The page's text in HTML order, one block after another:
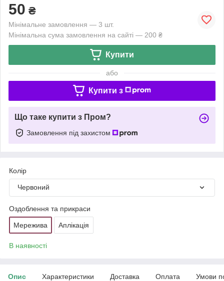
50 ₴
Мінімальне замовлення — 3 шт.
Мінімальна сума замовлення на сайті — 200 ₴
Купити
або
Купити з
Що таке купити з Пром?
Замовлення під захистом
Колір
Червоний
Оздоблення та прикраси
Мережива Аплікація
В наявності
Опис Характеристики Доставка Оплата Умови